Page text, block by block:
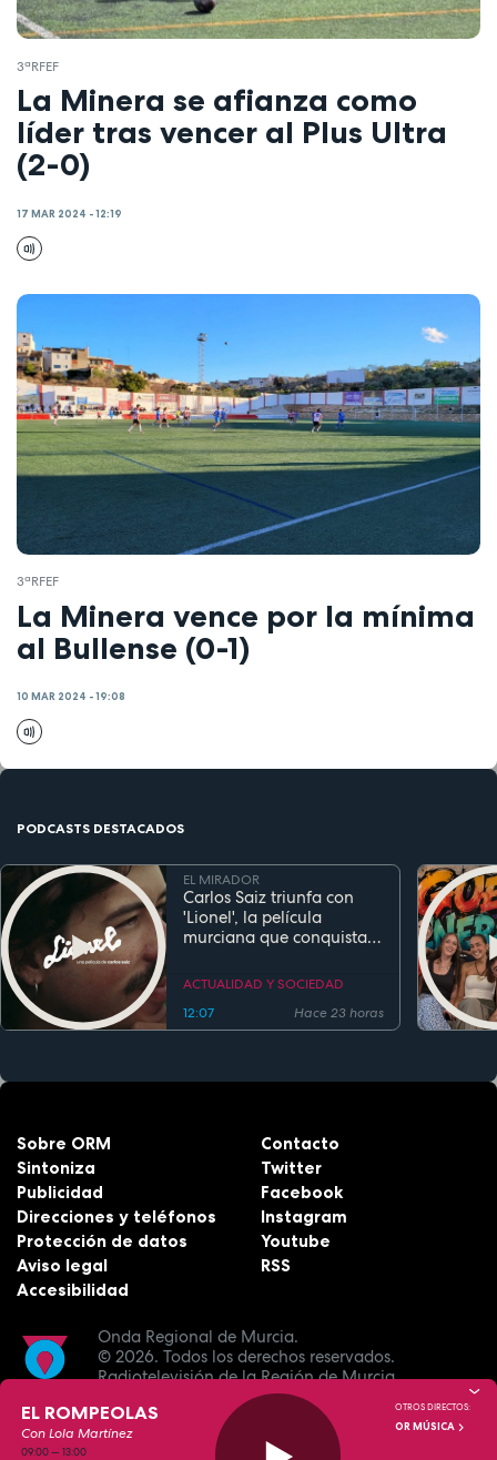
3ªRFEF
La Minera se afianza como
líder tras vencer al Plus Ultra
(2-0)
17 MAR 2024 - 12:19
3ªRFEF
La Minera vence por la mínima
al Bullense (0-1)
10 MAR 2024 - 19:08
PODCASTS DESTACADOS
EL MIRADOR
Carlos Saiz triunfa con
'Lionel', la película
murciana que conquista
estreno
ACTUALIDAD Y SOCIEDAD
12:07
Hace 23 horas
Onda Regional de Murcia.
© 2026. Todos los derechos reservados.
Radiotelevisión de la Región de Murcia.
Sobre ORM
Sintoniza
Publicidad
Direcciones y teléfonos
Protección de datos
Aviso legal
Accesibilidad
Contacto
Twitter
Facebook
Instagram
Youtube
RSS
EL ROMPEOLAS
Con Lola Martínez
09:00—13:00
OTROS DIRECTOS:
OR MÚSICA